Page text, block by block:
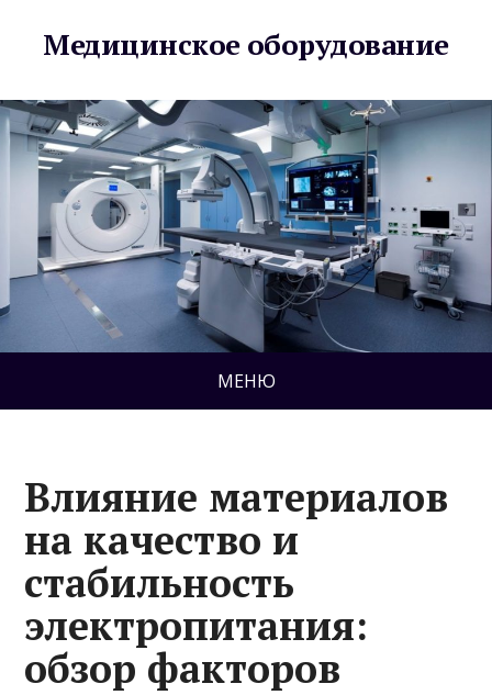
Медицинское оборудование
МЕНЮ
Влияние материалов
на качество и
стабильность
электропитания:
обзор факторов